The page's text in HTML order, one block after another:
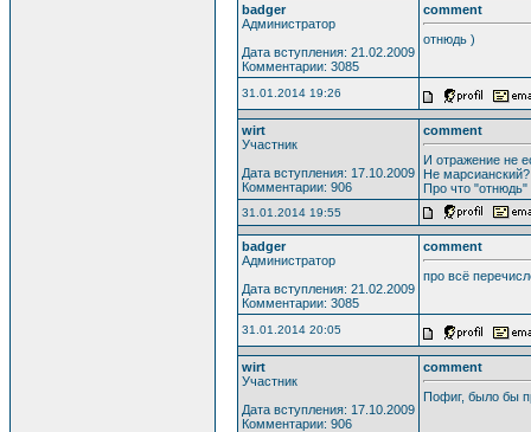
badger
Администратор
Дата вступления: 21.02.2009
Комментарии: 3085
comment
отнюдь )
31.01.2014 19:26
wirt
Участник
Дата вступления: 17.10.2009
Комментарии: 906
comment
И отражение не
Не марсианский?
Про что "отнюдь"
31.01.2014 19:55
badger
Администратор
Дата вступления: 21.02.2009
Комментарии: 3085
comment
про всё
31.01.2014 20:05
wirt
Участник
Дата вступления: 17.10.2009
Комментарии: 906
comment
Пофиг, было бы